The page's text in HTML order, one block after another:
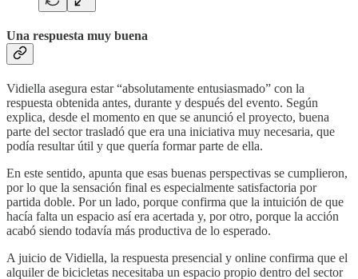
Una respuesta muy buena
Vidiella asegura estar “absolutamente entusiasmado” con la
respuesta obtenida antes, durante y después del evento. Según
explica, desde el momento en que se anunció el proyecto, buena
parte del sector trasladó que era una iniciativa muy necesaria, que
podía resultar útil y que quería formar parte de ella.
En este sentido, apunta que esas buenas perspectivas se cumplieron,
por lo que la sensación final es especialmente satisfactoria por
partida doble. Por un lado, porque confirma que la intuición de que
hacía falta un espacio así era acertada y, por otro, porque la acción
acabó siendo todavía más productiva de lo esperado.
A juicio de Vidiella, la respuesta presencial y online confirma que el
alquiler de bicicletas necesitaba un espacio propio dentro del sector